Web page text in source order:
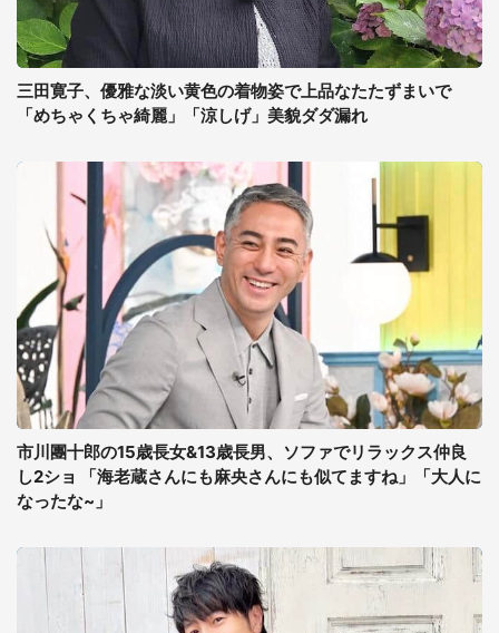
三田寛子、優雅な淡い黄色の着物姿で上品なたたずまいで
「めちゃくちゃ綺麗」「涼しげ」美貌ダダ漏れ
市川團十郎の15歳長女&13歳長男、ソファでリラックス仲良
し2ショ 「海老蔵さんにも麻央さんにも似てますね」「大人に
なったな~」